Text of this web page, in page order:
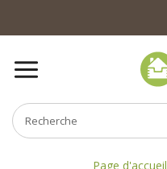
Page d'accueil